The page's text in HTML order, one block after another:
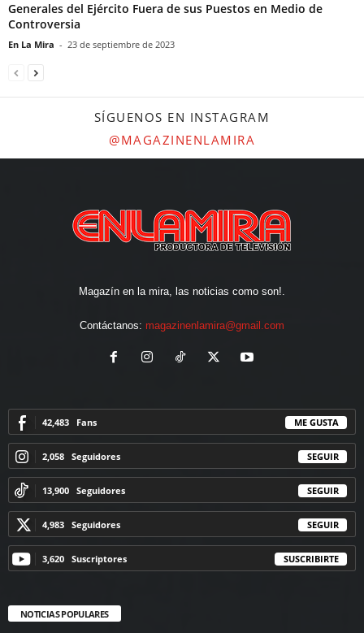
Generales del Ejército Fuera de sus Puestos en Medio de
Controversia
En La Mira - 23 de septiembre de 2023
SÍGUENOS EN INSTAGRAM
@MAGAZINENLAMIRA
Magazín en la mira, las noticias como son!.
Contáctanos: magazinenlamira@gmail.com
42,483 Fans ME GUSTA
2,058 Seguidores SEGUIR
13,900 Seguidores SEGUIR
4,983 Seguidores SEGUIR
3,620 Suscriptores SUSCRIBIRTE
NOTICIAS POPULARES